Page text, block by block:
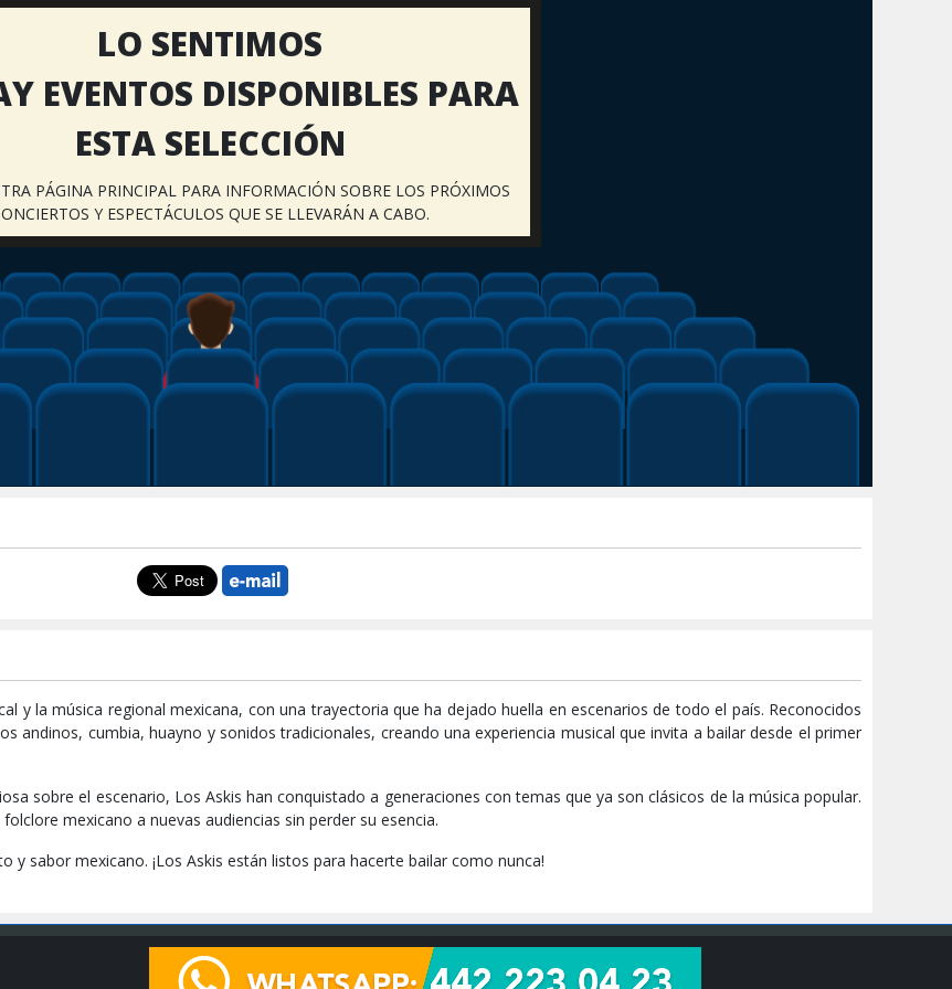
LO SENTIMOS
EVENTOS DISPONIBLES PARA
ESTA SELECCIÓN
PÁGINA PRINCIPAL PARA INFORMACIÓN SOBRE LOS PRÓXIMOS
Y ESPECTÁCULOS QUE SE LLEVARÁN A CABO.
y la música regional mexicana, con una trayectoria que ha dejado huella en escenarios de todo el país. Reconocidos
andinos, cumbia, huayno y sonidos tradicionales, creando una experiencia musical que invita a bailar desde el primer
sobre el escenario, Los Askis han conquistado a generaciones con temas que ya son clásicos de la música popular.
mexicano a nuevas audiencias sin perder su esencia.
sabor mexicano. ¡Los Askis están listos para hacerte bailar como nunca!